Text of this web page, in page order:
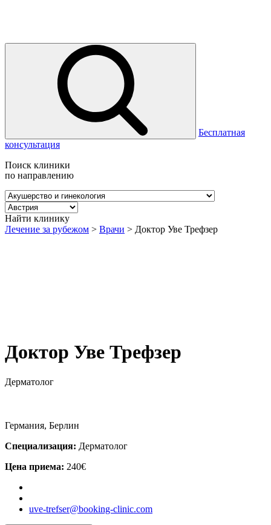
Бесплатная
консультация
Поиск клиники
по направлению
Найти клинику
Лечение за рубежом > Врачи > Доктор Уве Трефзер
Доктор Уве Трефзер
Дерматолог
Германия, Берлин
Специализация: Дерматолог
Цена приема: 240€
uve-trefser@booking-clinic.com